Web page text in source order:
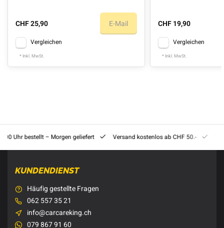
CHF 25,90 E-Mail
Vergleichen
* Inkl. MwSt.
CHF 19,90
Vergleichen
* Inkl. MwSt.
Uhr bestellt – Morgen geliefert Versand kostenlos ab CHF 50.-
KUNDENDIENST
Häufig gestellte Fragen
062 557 35 21
info@carcareking.ch
079 867 91 60